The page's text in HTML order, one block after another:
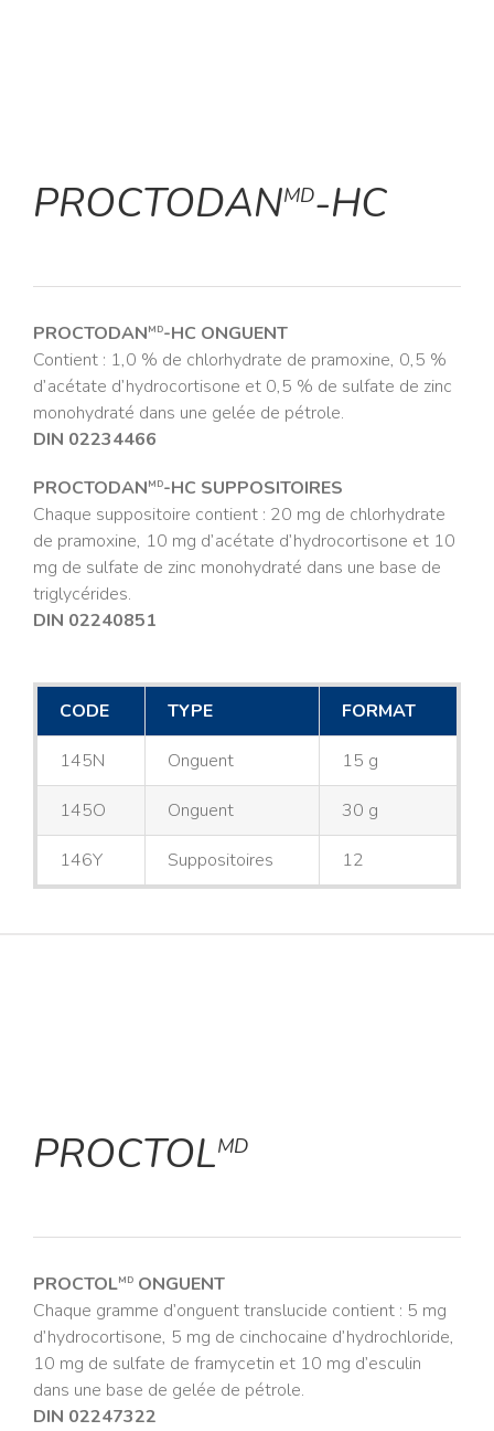
PROCTODANMD-HC
PROCTODANMD-HC ONGUENT
Contient : 1,0 % de chlorhydrate de pramoxine, 0,5 %
d’acétate d’hydrocortisone et 0,5 % de sulfate de zinc
monohydraté dans une gelée de pétrole.
DIN 02234466
PROCTODANMD-HC SUPPOSITOIRES
Chaque suppositoire contient : 20 mg de chlorhydrate
de pramoxine, 10 mg d’acétate d’hydrocortisone et 10
mg de sulfate de zinc monohydraté dans une base de
triglycérides.
DIN 02240851
CODE TYPE FORMAT
145N Onguent 15 g
145O Onguent 30 g
146Y Suppositoires 12
PROCTOLMD
PROCTOLMD ONGUENT
Chaque gramme d’onguent translucide contient : 5 mg
d’hydrocortisone, 5 mg de cinchocaine d’hydrochloride,
10 mg de sulfate de framycetin et 10 mg d’esculin
dans une base de gelée de pétrole.
DIN 02247322